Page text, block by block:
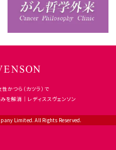
かつら（カツラ）で
を解消｜レディススヴェンソン
Limited. All Rights Reserved.